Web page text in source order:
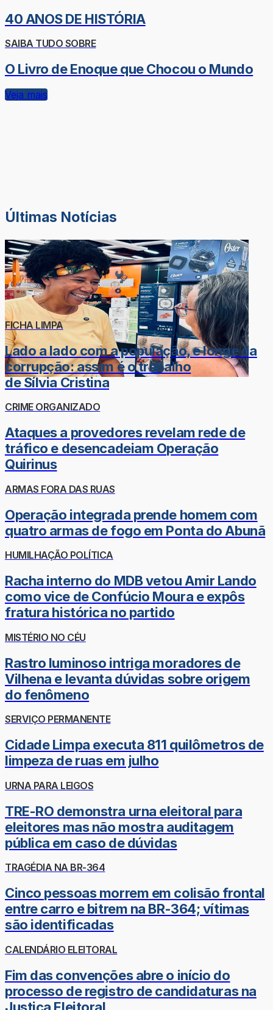
40 ANOS DE HISTÓRIA
SAIBA TUDO SOBRE
O Livro de Enoque que Chocou o Mundo
Veja mais
Últimas Notícias
FICHA LIMPA
Lado a lado com a população, e longe da
corrupção: assim é o trabalho
de Sílvia Cristina
CRIME ORGANIZADO
Ataques a provedores revelam rede de
tráfico e desencadeiam Operação
Quirinus
ARMAS FORA DAS RUAS
Operação integrada prende homem com
quatro armas de fogo em Ponta do Abunã
HUMILHAÇÃO POLÍTICA
Racha interno do MDB vetou Amir Lando
como vice de Confúcio Moura e expôs
fratura histórica no partido
MISTÉRIO NO CÉU
Rastro luminoso intriga moradores de
Vilhena e levanta dúvidas sobre origem
do fenômeno
SERVIÇO PERMANENTE
Cidade Limpa executa 811 quilômetros de
limpeza de ruas em julho
URNA PARA LEIGOS
TRE-RO demonstra urna eleitoral para
eleitores mas não mostra auditagem
pública em caso de dúvidas
TRAGÉDIA NA BR-364
Cinco pessoas morrem em colisão frontal
entre carro e bitrem na BR-364; vítimas
são identificadas
CALENDÁRIO ELEITORAL
Fim das convenções abre o início do
processo de registro de candidaturas na